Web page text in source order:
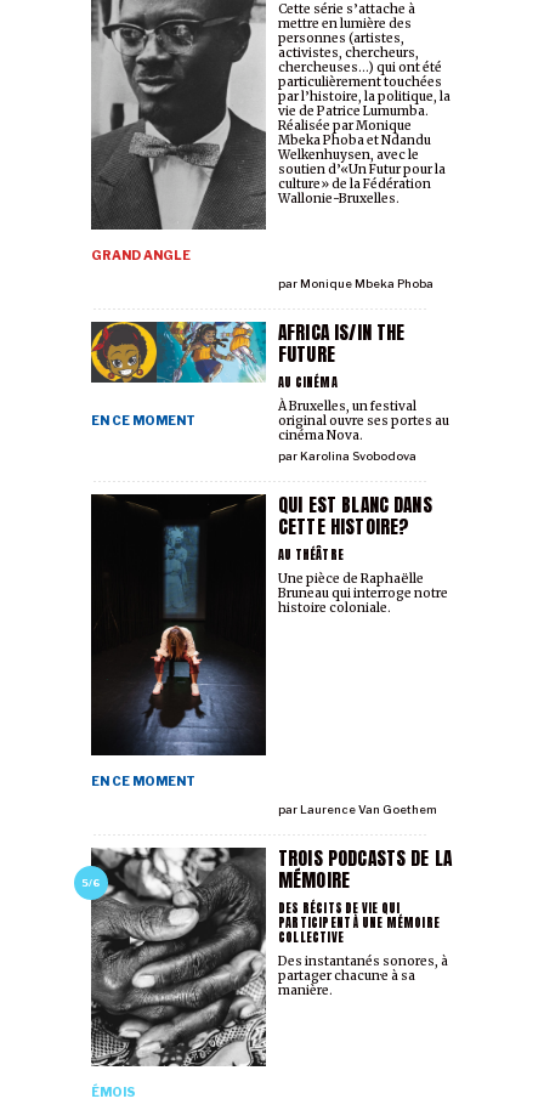
GRAND ANGLE
parMonique Mbeka Phoba
Cette série s’attache à
mettre en lumière des
personnes (artistes,
activistes, chercheurs,
chercheuses…) qui ont été
particulièrement touchées
par l’histoire, la politique, la
vie de Patrice Lumumba.
Réalisée par Monique
Mbeka Phoba et Ndandu
Welkenhuysen, avec le
soutien d’«Un Futur pour la
culture» de la Fédération
Wallonie-Bruxelles.
AFRICA IS/IN THE
FUTURE
AU CINÉMA
EN CE MOMENT
parKarolina Svobodova
À Bruxelles, un festival
original ouvre ses portes au
cinéma Nova.
QUI EST BLANC DANS
CETTE HISTOIRE?
AU THÉÂTRE
EN CE MOMENT
par Laurence Van Goethem
Une pièce de Raphaëlle
Bruneau qui interroge notre
histoire coloniale.
5/6
TROIS PODCASTS DE LA
MÉMOIRE
DES RÉCITS DE VIE QUI
PARTICIPENT À UNE MÉMOIRE
COLLECTIVE
ÉMOIS
Des instantanés sonores, à
partager chacun·e à sa
manière.